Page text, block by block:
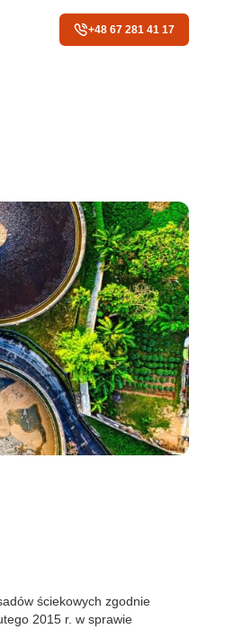
+48 67 281 41 17
ściekowych zgodnie
2015 r. w sprawie